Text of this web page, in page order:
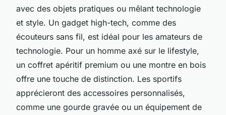
avec des objets pratiques ou mêlant technologie
et style. Un gadget high-tech, comme des
écouteurs sans fil, est idéal pour les amateurs de
technologie. Pour un homme axé sur le lifestyle,
un coffret apéritif premium ou une montre en bois
offre une touche de distinction. Les sportifs
apprécieront des accessoires personnalisés,
comme une gourde gravée ou un équipement de